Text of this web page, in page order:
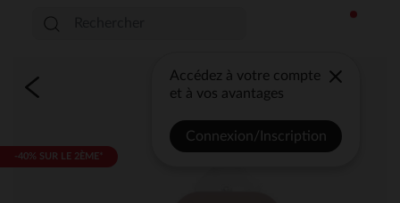
Accédez à votre compte
et à vos avantages
Connexion/Inscription
-40% SUR LE 2ÈME*